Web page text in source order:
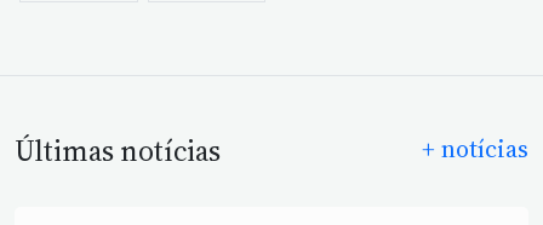
Últimas notícias + notícias